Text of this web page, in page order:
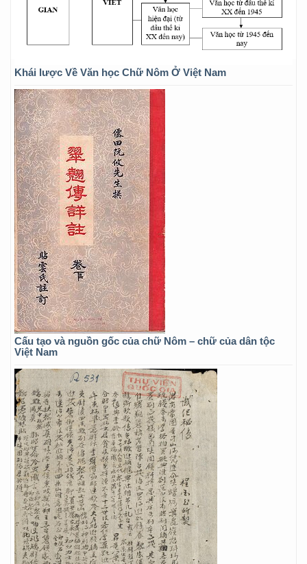
Khái lược Về Văn học Chữ Nôm Ở Việt Nam
Cấu tạo và nguồn gốc của chữ Nôm – chữ của dân tộc
Việt Nam